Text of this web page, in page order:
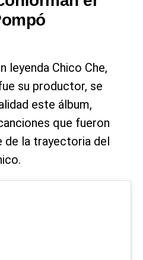
leyenda Chico Che,
su productor, se
este álbum,
que fueron
la trayectoria del